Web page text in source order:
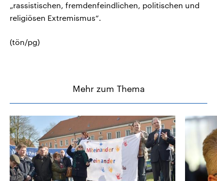
„rassistischen, fremdenfeindlichen, politischen und
religiösen Extremismus“.
(tön/pg)
Mehr zum Thema